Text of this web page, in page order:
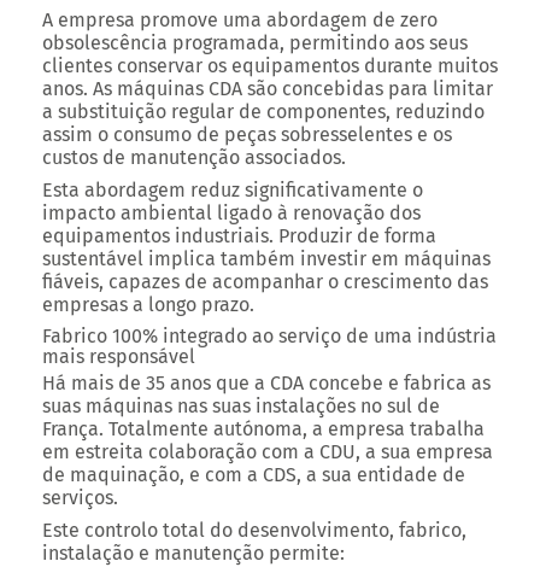
A empresa promove uma abordagem de zero
obsolescência programada, permitindo aos seus
clientes conservar os equipamentos durante muitos
anos. As máquinas CDA são concebidas para limitar
a substituição regular de componentes, reduzindo
assim o consumo de peças sobresselentes e os
custos de manutenção associados.
Esta abordagem reduz significativamente o
impacto ambiental ligado à renovação dos
equipamentos industriais. Produzir de forma
sustentável implica também investir em máquinas
fiáveis, capazes de acompanhar o crescimento das
empresas a longo prazo.
Fabrico 100% integrado ao serviço de uma indústria
mais responsável
Há mais de 35 anos que a CDA concebe e fabrica as
suas máquinas nas suas instalações no sul de
França. Totalmente autónoma, a empresa trabalha
em estreita colaboração com a CDU, a sua empresa
de maquinação, e com a CDS, a sua entidade de
serviços.
Este controlo total do desenvolvimento, fabrico,
instalação e manutenção permite: